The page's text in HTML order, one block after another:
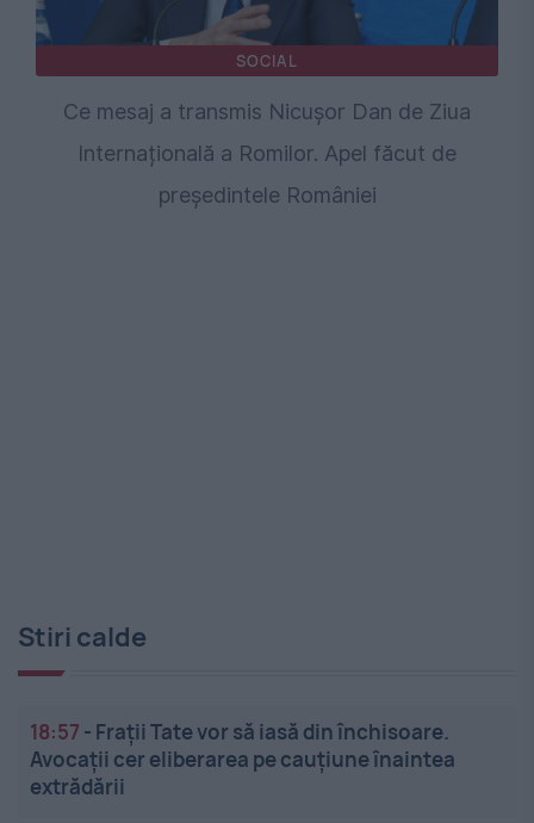
SOCIAL
Ce mesaj a transmis Nicușor Dan de Ziua
Internațională a Romilor. Apel făcut de
președintele României
Stiri calde
18:57 - Frații Tate vor să iasă din închisoare.
Avocații cer eliberarea pe cauțiune înaintea
extrădării